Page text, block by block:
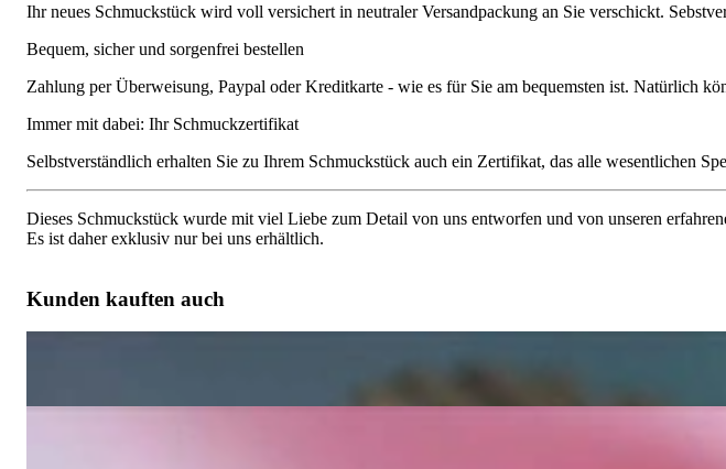
Ihr neues Schmuckstück wird voll versichert in neutraler Versandpackung an Sie verschickt.
Bequem, sicher und sorgenfrei bestellen
Zahlung per Überweisung, Paypal oder Kreditkarte - wie es für Sie am bequemsten ist. Natürlich
Immer mit dabei: Ihr Schmuckzertifikat
Selbstverständlich erhalten Sie zu Ihrem Schmuckstück auch ein Zertifikat, das alle wesentlichen
Dieses Schmuckstück wurde mit viel Liebe zum Detail von uns entworfen und von unseren
Es ist daher exklusiv nur bei uns erhältlich.
Kunden kauften auch